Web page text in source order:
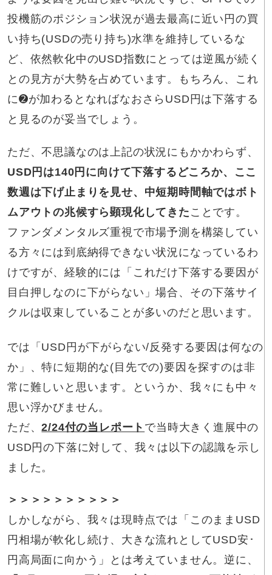
投機筋のポジション状況が過去最高に近い円の買
い持ち(USDの売り持ち)水準を維持しているな
ど、依然軟化中のUSD指数にとっては逆風が続く
との見方が大勢を占めています。もちろん、これ
に➋が加わるとなればなおさらUSD円は下落する
と見るのが妥当でしょう。
ただ、不思議なのは上記の状況にもかかわらず、
USD円は140円に向けて下落するどころか、ここ
数週は下げ止まりを見せ、中短期時間軸ではボト
ムアウトの兆候すら顕現化してきた ことです。
ファンダメンタルズ重視で市場予測を構築してい
る方々には到底納得できない状況になっているわ
けですが、経験的には「これだけ下落する要因が
目白押しなのに下がらない」場合、その下落サイ
クルは収束していることが多いのだと思います。
では「USD円が下がらない/反発する要因は何なの
か」、特に短期的な(目先での)要因を探すのは非
常に難しいと思います。というか、我々にも中々
思い浮かびません。
ただ、2/24付の当レポート で当時大きく進展中の
USD円の下落に対して、我々は以下の認識を示し
ました。
＞＞＞＞＞＞＞＞＞＞
しかしながら、我々は現時点では「このままUSD
円相場が軟化し続け、大きな流れとしてUSD安･
円高局面に向かう」とは考えていません。逆に、